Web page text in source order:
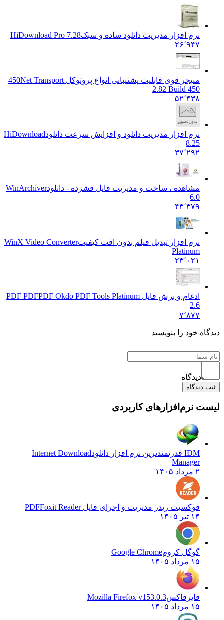
نرم افزار مدیریت دانلود ساده و سبکHiDownload Pro 7.28
۲۶٬۹۴۷
منیجر قوی قابلیت پشتیبانی انواع پروتوکل 450 Net Transport
2.82 Build 450
۵۲٬۴۳۸
نرم افزار مدیریت دانلود و افزایش سرعت دانلودHiDownload
8.25
۳۷٬۲۹۲
مشاهده ، ساخت و مدیریت فایل فشرده - دانلودWinArchiver
6.0
۴۳٬۳۷۹
نرم افزار تبدیل فیلم بدون افت کیفیتWinX Video Converter
Platinum
۲۳٬۰۲۱
ادغام و برش فایل PDF PDF PDF Okdo PDF Tools Platinum
2.6
۷٬۸۷۷
خود را بنویسید
دیدگاه
ثبت دیدگاه
نرم‌افزارهای کاربردی
IDM قدرتمندترین نرم افزار دانلود
Internet Download
Manager
فوکسیت ریدر مدیریت و اجرای فایل PDF Foxit Reader
۱۴ تیر ۱۴۰۵
گوگل کرومGoogle Chrome
۱۵ مرداد ۱۴۰۵
فایرفاکسMozilla Firefox v153.0.3
۱۵ مرداد ۱۴۰۵